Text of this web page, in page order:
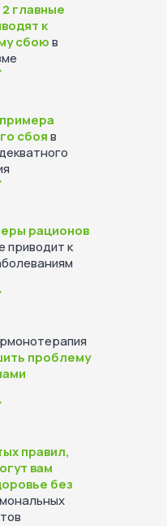
главные
к
сбоюв
сбояв
проблему
правил,
вам
без
рационов
приводит к